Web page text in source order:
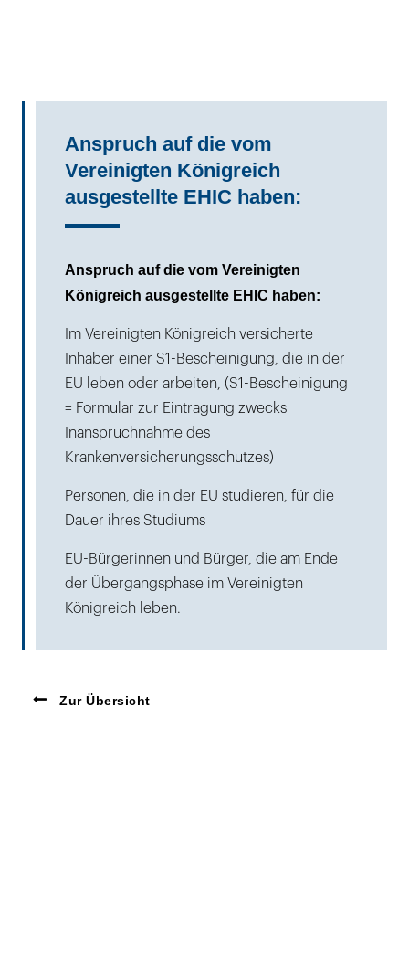
Anspruch auf die vom
Vereinigten Königreich
ausgestellte EHIC haben:
Anspruch auf die vom Vereinigten
Königreich ausgestellte EHIC haben:
Im Vereinigten Königreich versicherte
Inhaber einer S1-Bescheinigung, die in der
EU leben oder arbeiten, (S1-Bescheinigung
= Formular zur Eintragung zwecks
Inanspruchnahme des
Krankenversicherungsschutzes)
Personen, die in der EU studieren, für die
Dauer ihres Studiums
EU-Bürgerinnen und Bürger, die am Ende
der Übergangsphase im Vereinigten
Königreich leben.
Zur Übersicht